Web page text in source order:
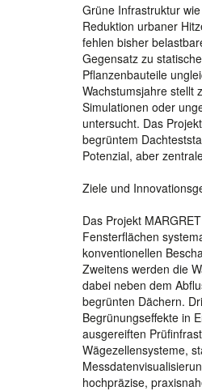
Grüne Infrastruktur
Reduktion urbaner
fehlen bisher
Gegensatz zu
Pflanzenbauteile
Wachstumsjahre stellt
Simulationen oder
untersucht. Das
begrüntem
Potenzial, aber
Ziele und
Das Projekt
Fensterflächen
konventionellen
Zweitens werden die
dabei neben dem
begrünten Dächern.
Begrünungseffekte in
ausgereiften
Wägezellensysteme,
hochpräzise,